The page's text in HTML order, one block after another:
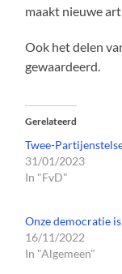
maakt nieuwe
Ook het delen
gewaardeerd.
Gerelateerd
Twee-
31/01/2023
In "FvD"
Onze democratie
16/11/2022
In "Algemeen"